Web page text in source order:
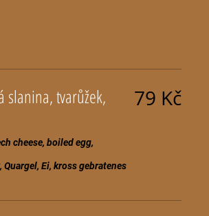
slanina, tvarůžek,
cheese, boiled egg,
Ei, kross gebratenes
79 Kč